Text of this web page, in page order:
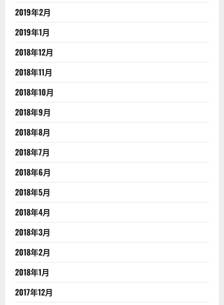
2019年2月
2019年1月
2018年12月
2018年11月
2018年10月
2018年9月
2018年8月
2018年7月
2018年6月
2018年5月
2018年4月
2018年3月
2018年2月
2018年1月
2017年12月